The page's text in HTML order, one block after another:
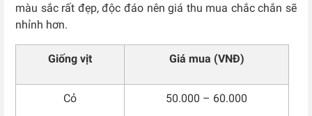
màu sắc rất đẹp, độc đáo nên giá thu mua chắc chắn sẽ
nhỉnh hơn.
Giống vịt Giá mua (VNĐ)
Cỏ 50.000 – 60.000